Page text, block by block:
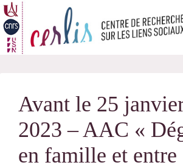
Passer
au
contenu
Avant le 25
2023 – AAC «
en famille et entre